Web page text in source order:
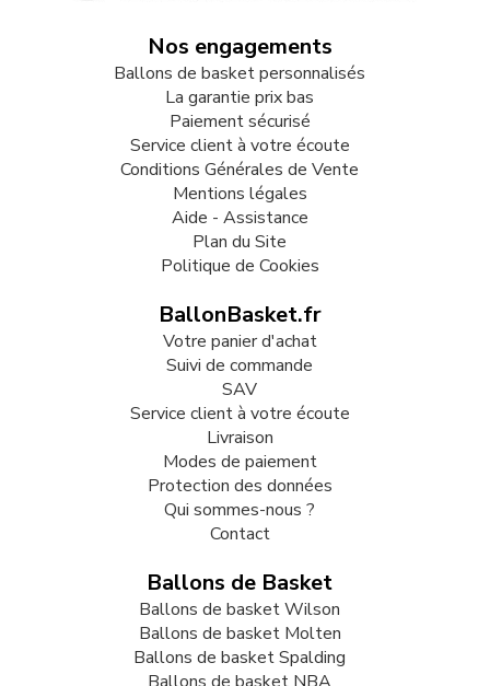
Nos engagements
Ballons de basket personnalisés
La garantie prix bas
Paiement sécurisé
Service client à votre écoute
Conditions Générales de Vente
Mentions légales
Aide - Assistance
Plan du Site
Politique de Cookies
BallonBasket.fr
Votre panier d'achat
Suivi de commande
SAV
Service client à votre écoute
Livraison
Modes de paiement
Protection des données
Qui sommes-nous ?
Contact
Ballons de Basket
Ballons de basket Wilson
Ballons de basket Molten
Ballons de basket Spalding